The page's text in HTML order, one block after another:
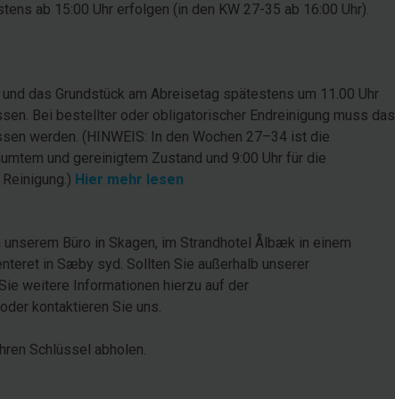
ab 15:00 Uhr erfolgen (in den KW 27-35 ab 16:00 Uhr).
das Grundstück am Abreisetag spätestens um 11.00 Uhr
Bei bestellter oder obligatorischer Endreinigung muss das
werden. (HINWEIS: In den Wochen 27–34 ist die
und gereinigtem Zustand und 9:00 Uhr für die
Hier mehr lesen
Büro in Skagen, im Strandhotel Ålbæk in einem
in Sæby syd. Sollten Sie außerhalb unserer
weitere Informationen hierzu auf der
kontaktieren Sie uns.
Schlüssel abholen.